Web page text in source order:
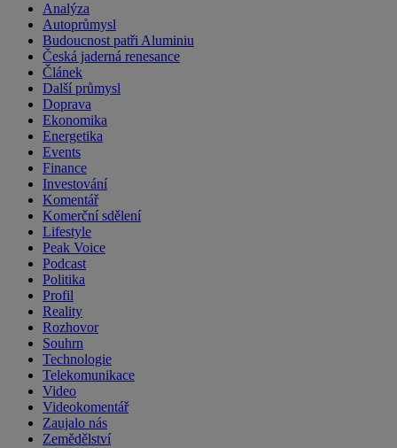
Analýza
Autoprůmysl
Budoucnost patři Aluminiu
Česká jaderná renesance
Článek
Další průmysl
Doprava
Ekonomika
Energetika
Events
Finance
Investování
Komentář
Komerční sdělení
Lifestyle
Peak Voice
Podcast
Politika
Profil
Reality
Rozhovor
Souhrn
Technologie
Telekomunikace
Video
Videokomentář
Zaujalo nás
Zemědělství